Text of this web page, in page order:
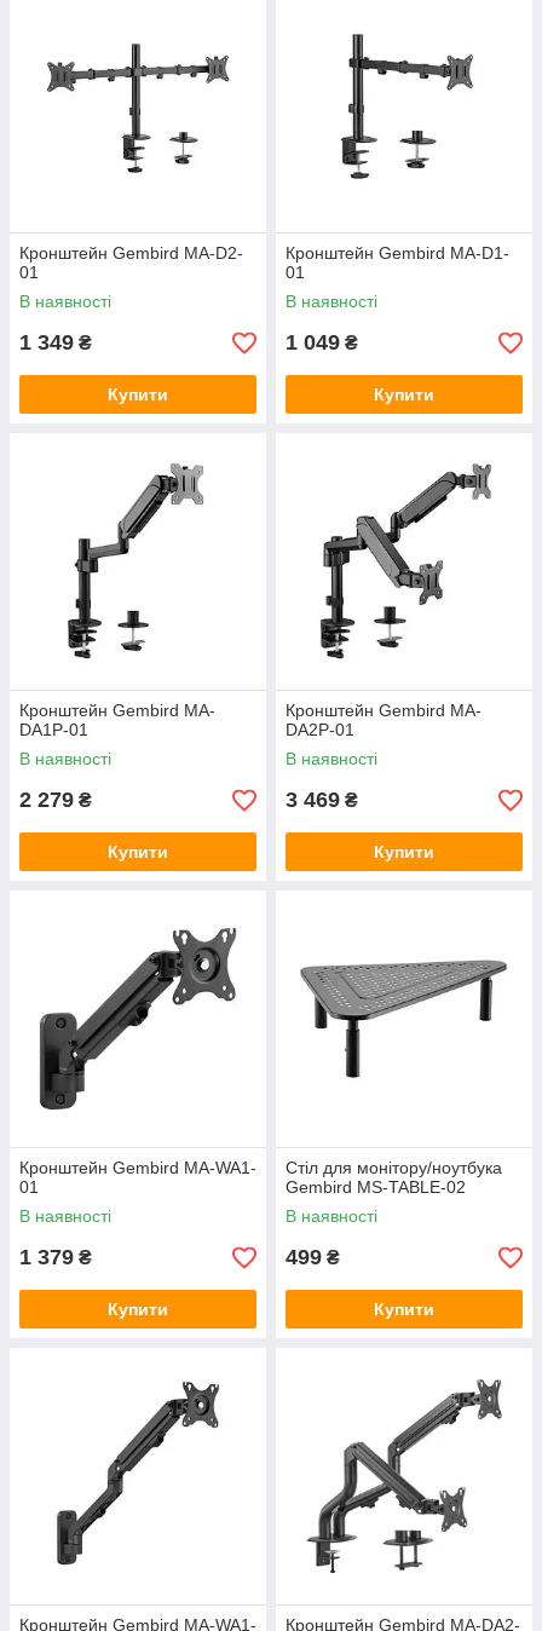
Кронштейн Gembird MA-D2-
01
В наявності
1 349 ₴
Купити
Кронштейн Gembird MA-D1-
01
В наявності
1 049 ₴
Купити
Кронштейн Gembird MA-
DA1P-01
В наявності
2 279 ₴
Купити
Кронштейн Gembird MA-
DA2P-01
В наявності
3 469 ₴
Купити
Кронштейн Gembird MA-WA1-
01
В наявності
1 379 ₴
Купити
Стiл для монiтору/ноутбука
Gembird MS-TABLE-02
В наявності
499 ₴
Купити
Кронштейн Gembird MA-WA1- Кронштейн Gembird MA-DA2-